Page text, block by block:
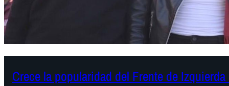
Crece la popularidad del Frente de